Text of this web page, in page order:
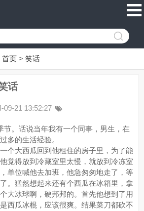
首页 > 笑话
话
09-21 13:52:27
。话说当年我有一个同事，男生，在
多的生活经验。
大西瓜回到他租住的房子里，为了能
觉得放到冷藏室里太慢，就放到冷冻室
单位喊他去加班，他急匆匆地走了，等
。猛然想起来还有个西瓜在冰箱里，拿
大冰球啊，硬邦邦的。首先他想到了用
西瓜冰棍，应该很爽。结果菜刀都砍不